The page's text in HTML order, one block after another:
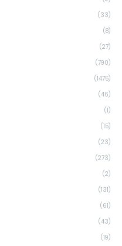
(33)
(8)
(27)
(790)
(1475)
(46)
(1)
(15)
(23)
(273)
(2)
(131)
(61)
(43)
(19)